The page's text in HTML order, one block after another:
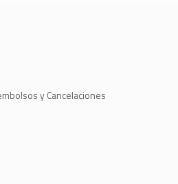
y Cancelaciones